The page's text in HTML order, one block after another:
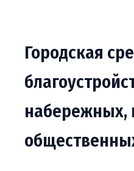
Городская
набережных,